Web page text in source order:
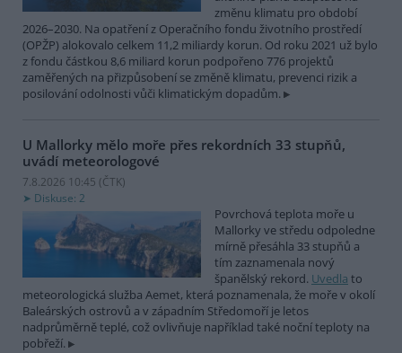
změnu klimatu pro období
2026–2030. Na opatření z Operačního fondu životního prostředí
(OPŽP) alokovalo celkem 11,2 miliardy korun. Od roku 2021 už bylo
z fondu částkou 8,6 miliard korun podpořeno 776 projektů
zaměřených na přizpůsobení se změně klimatu, prevenci rizik a
posilování odolnosti vůči klimatickým dopadům.
U Mallorky mělo moře přes rekordních 33 stupňů,
uvádí meteorologové
7.8.2026 10:45 (ČTK)
Diskuse: 2
Povrchová teplota moře u
Mallorky ve středu odpoledne
mírně přesáhla 33 stupňů a
tím zaznamenala nový
španělský rekord. Uvedla to
meteorologická služba Aemet, která poznamenala, že moře v okolí
Baleárských ostrovů a v západním Středomoří je letos
nadprůměrně teplé, což ovlivňuje například také noční teploty na
pobřeží.